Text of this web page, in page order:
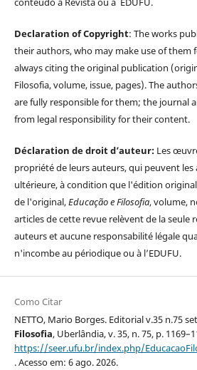
Declaration of Copyright: The works
their authors, who may make use of them
always citing the original publication
Filosofia, volume, issue, pages). The
are fully responsible for them; the journal
from legal responsibility for their content.
Déclaration de droit d’auteur: Les
propriété de leurs auteurs, qui peuvent
ultérieure, à condition que l'édition
de l'original,Educação e Filosofia, volume,
articles de cette revue relèvent de la seule
auteurs et aucune responsabilité légale
n'incombe au périodique ou à l’EDUFU.
Como Citar
NETTO, Mario Borges. Editorial v.35 n.75
Filosofia, Uberlândia, v. 35, n. 75, p.
https://seer.ufu.br/index.php/
. Acesso em: 6 ago. 2026.